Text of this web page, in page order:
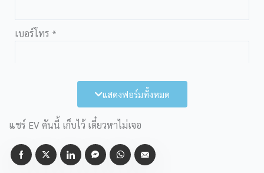
เบอร์โทร *
รับข้อความตอบกลับผ่าน Line
เพิ่มเพื่อน แล้วรอรับ รหัส ID ใน Line ของคุณมากกรอกด้านบน
แสดงฟอร์มทั้งหมด
แชร์ EV คันนี้ เก็บไว้ เดี๋ยวหาไม่เจอ